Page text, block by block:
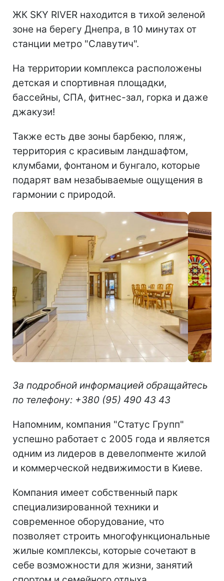
ЖК SKY RIVER находится в тихой зеленой
зоне на берегу Днепра, в 10 минутах от
станции метро "Славутич".
На территории комплекса расположены
детская и спортивная площадки,
бассейны, СПА, фитнес-зал, горка и даже
джакузи!
Также есть две зоны барбекю, пляж,
территория с красивым ландшафтом,
клумбами, фонтаном и бунгало, которые
подарят вам незабываемые ощущения в
гармонии с природой.
За подробной информацией обращайтесь
по телефону: +380 (95) 490 43 43
Напомним, компания "Статус Групп"
успешно работает с 2005 года и является
одним из лидеров в девелопменте жилой
и коммерческой недвижимости в Киеве.
Компания имеет собственный парк
специализированной техники и
современное оборудование, что
позволяет строить многофункциональные
жилые комплексы, которые сочетают в
себе возможности для жизни, занятий